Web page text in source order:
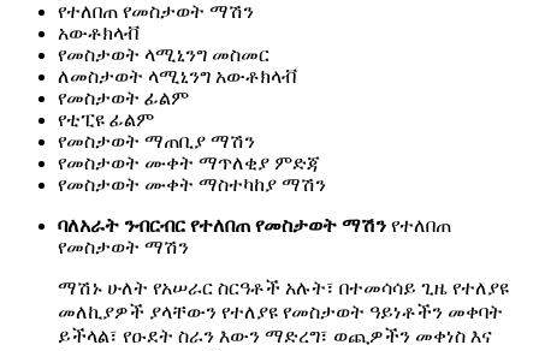
የተለበጠ የመስታወት ማሽን
አውቶክላቭ
የመስታወት ላሚኒንግ መስመር
ለመስታወት ላሚኒንግ አውቶክላቭ
የመስታወት ፊልም
የቲፒዩ ፊልም
የመስታወት ማጠቢያ ማሽን
የመስታወት ሙቀት ማጥለቂያ ምድጃ
የመስታወት ሙቀት ማስተካከያ ማሽን
ባለአራት ንብርብር የተለበጠ የመስታወት ማሽን የተለበጠ
የመስታወት ማሽን
ማሽኑ ሁለት የአሠራር ስርዓቶች አሉት፣ በተመሳሳይ ጊዜ የተለያዩ
መለኪያዎች ያላቸውን የተለያዩ የመስታወት ዓይነቶችን መቀባት
ይችላል፣ የዑደት ስራን እውን ማድረግ፣ ወጪዎችን መቀነስ እና